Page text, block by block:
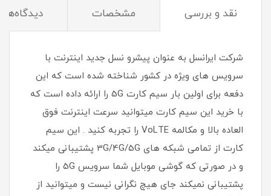
نقد و بررسی مشخصات دیدگاه‌ها
شرکت ایرانسل به عنوان پیشرو نسل جدید اینترنت با
سرویس های ویژه در کشور شناخته شده است که این
دفعه برای اولین بار سیم کارت 5G را ارائه داده است که
با خرید این سیم کارت میتوانید سرعت اینترنت فوق
العاده بالا و مکالمه VoLTE را تجربه کنید . این سیم
کارت از تمامی شبکه های 3G/4G/5G پشتیبانی میکند
و در صورتی که گوشی موبایل شما سرویس 5G را
پشتیبانی نمیکند جای هیچ نگرانی نیست و میتوانید از